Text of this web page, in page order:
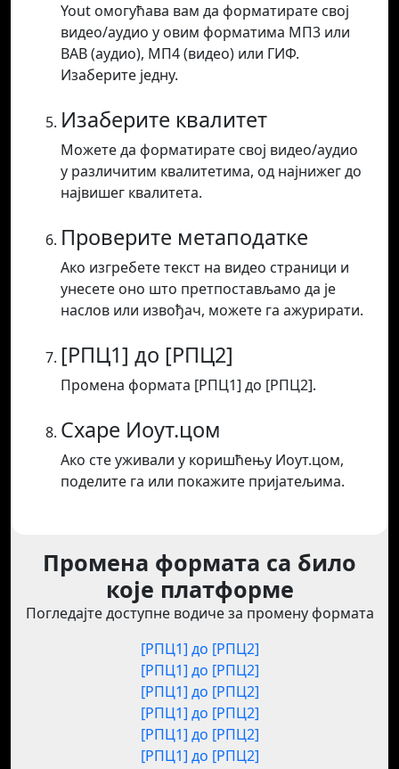
Yout омогућава вам да форматирате свој
видео/аудио у овим форматима МП3 или
ВАВ (аудио), МП4 (видео) или ГИФ.
Изаберите једну.
Изаберите квалитет
Можете да форматирате свој видео/аудио
у различитим квалитетима, од најнижег до
највишег квалитета.
Проверите метаподатке
Ако изгребете текст на видео страници и
унесете оно што претпостављамо да је
наслов или извођач, можете га ажурирати.
[РПЦ1] до [РПЦ2]
Промена формата [РПЦ1] до [РПЦ2].
Схаре Иоут.цом
Ако сте уживали у коришћењу Иоут.цом,
поделите га или покажите пријатељима.
Промена формата са било
које платформе
Погледајте доступне водиче за промену формата
[РПЦ1] до [РПЦ2]
[РПЦ1] до [РПЦ2]
[РПЦ1] до [РПЦ2]
[РПЦ1] до [РПЦ2]
[РПЦ1] до [РПЦ2]
[РПЦ1] до [РПЦ2]